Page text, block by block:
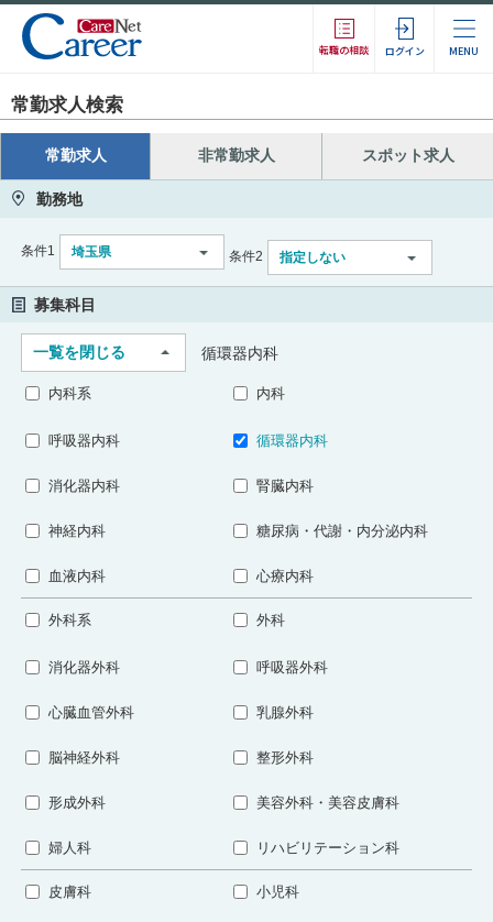
転職の相談 ログイン MENU
常勤求人検索
常勤求人 非常勤求人 スポット求人
勤務地
条件1 埼玉県 条件2 指定しない
募集科目
一覧を閉じる 循環器内科
内科系 内科
呼吸器内科 循環器内科
消化器内科 腎臓内科
神経内科 糖尿病・代謝・内分泌内科
血液内科 心療内科
外科系 外科
消化器外科 呼吸器外科
心臓血管外科 乳腺外科
脳神経外科 整形外科
形成外科 美容外科・美容皮膚科
婦人科 リハビリテーション科
皮膚科 小児科